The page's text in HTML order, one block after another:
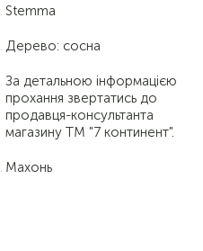
Stemma
Дерево: сосна
За детальною інформацією
прохання звертатись до
продавця-консультанта
магазину ТМ "7 континент".
Махонь